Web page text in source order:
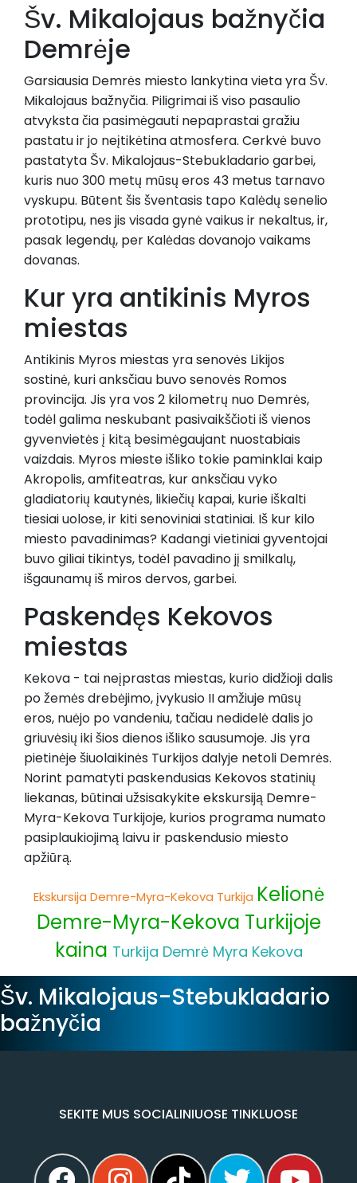
Šv. Mikalojaus bažnyčia
Demrėje
Garsiausia Demrės miesto lankytina vieta yra Šv.
Mikalojaus bažnyčia. Piligrimai iš viso pasaulio
atvyksta čia pasimėgauti nepaprastai gražiu
pastatu ir jo neįtikėtina atmosfera. Cerkvė buvo
pastatyta Šv. Mikalojaus-Stebukladario garbei,
kuris nuo 300 metų mūsų eros 43 metus tarnavo
vyskupu. Būtent šis šventasis tapo Kalėdų senelio
prototipu, nes jis visada gynė vaikus ir nekaltus, ir,
pasak legendų, per Kalėdas dovanojo vaikams
dovanas.
Kur yra antikinis Myros
miestas
Antikinis Myros miestas yra senovės Likijos
sostinė, kuri anksčiau buvo senovės Romos
provincija. Jis yra vos 2 kilometrų nuo Demrės,
todėl galima neskubant pasivaikščioti iš vienos
gyvenvietės į kitą besimėgaujant nuostabiais
vaizdais. Myros mieste išliko tokie paminklai kaip
Akropolis, amfiteatras, kur anksčiau vyko
gladiatorių kautynės, likiečių kapai, kurie iškalti
tiesiai uolose, ir kiti senoviniai statiniai. Iš kur kilo
miesto pavadinimas? Kadangi vietiniai gyventojai
buvo giliai tikintys, todėl pavadino jį smilkalų,
išgaunamų iš miros dervos, garbei.
Paskendęs Kekovos
miestas
Kekova - tai neįprastas miestas, kurio didžioji dalis
po žemės drebėjimo, įvykusio II amžiuje mūsų
eros, nuėjo po vandeniu, tačiau nedidelė dalis jo
griuvėsių iki šios dienos išliko sausumoje. Jis yra
pietinėje šiuolaikinės Turkijos dalyje netoli Demrės.
Norint pamatyti paskendusias Kekovos statinių
liekanas, būtinai užsisakykite ekskursiją Demre-
Myra-Kekova Turkijoje, kurios programa numato
pasiplaukiojimą laivu ir paskendusio miesto
apžiūrą.
Ekskursija Demre-Myra-Kekova Turkija Kelionė
Demre-Myra-Kekova Turkijoje
kaina Turkija Demrė Myra Kekova
Šv. Mikalojaus-Stebukladario
bažnyčia
SEKITE MUS SOCIALINIUOSE TINKLUOSE